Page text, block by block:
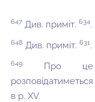
647 Див. приміт. 634.
648 Див. приміт. 631.
649
Про це
розповідатиметься
в р. XV.